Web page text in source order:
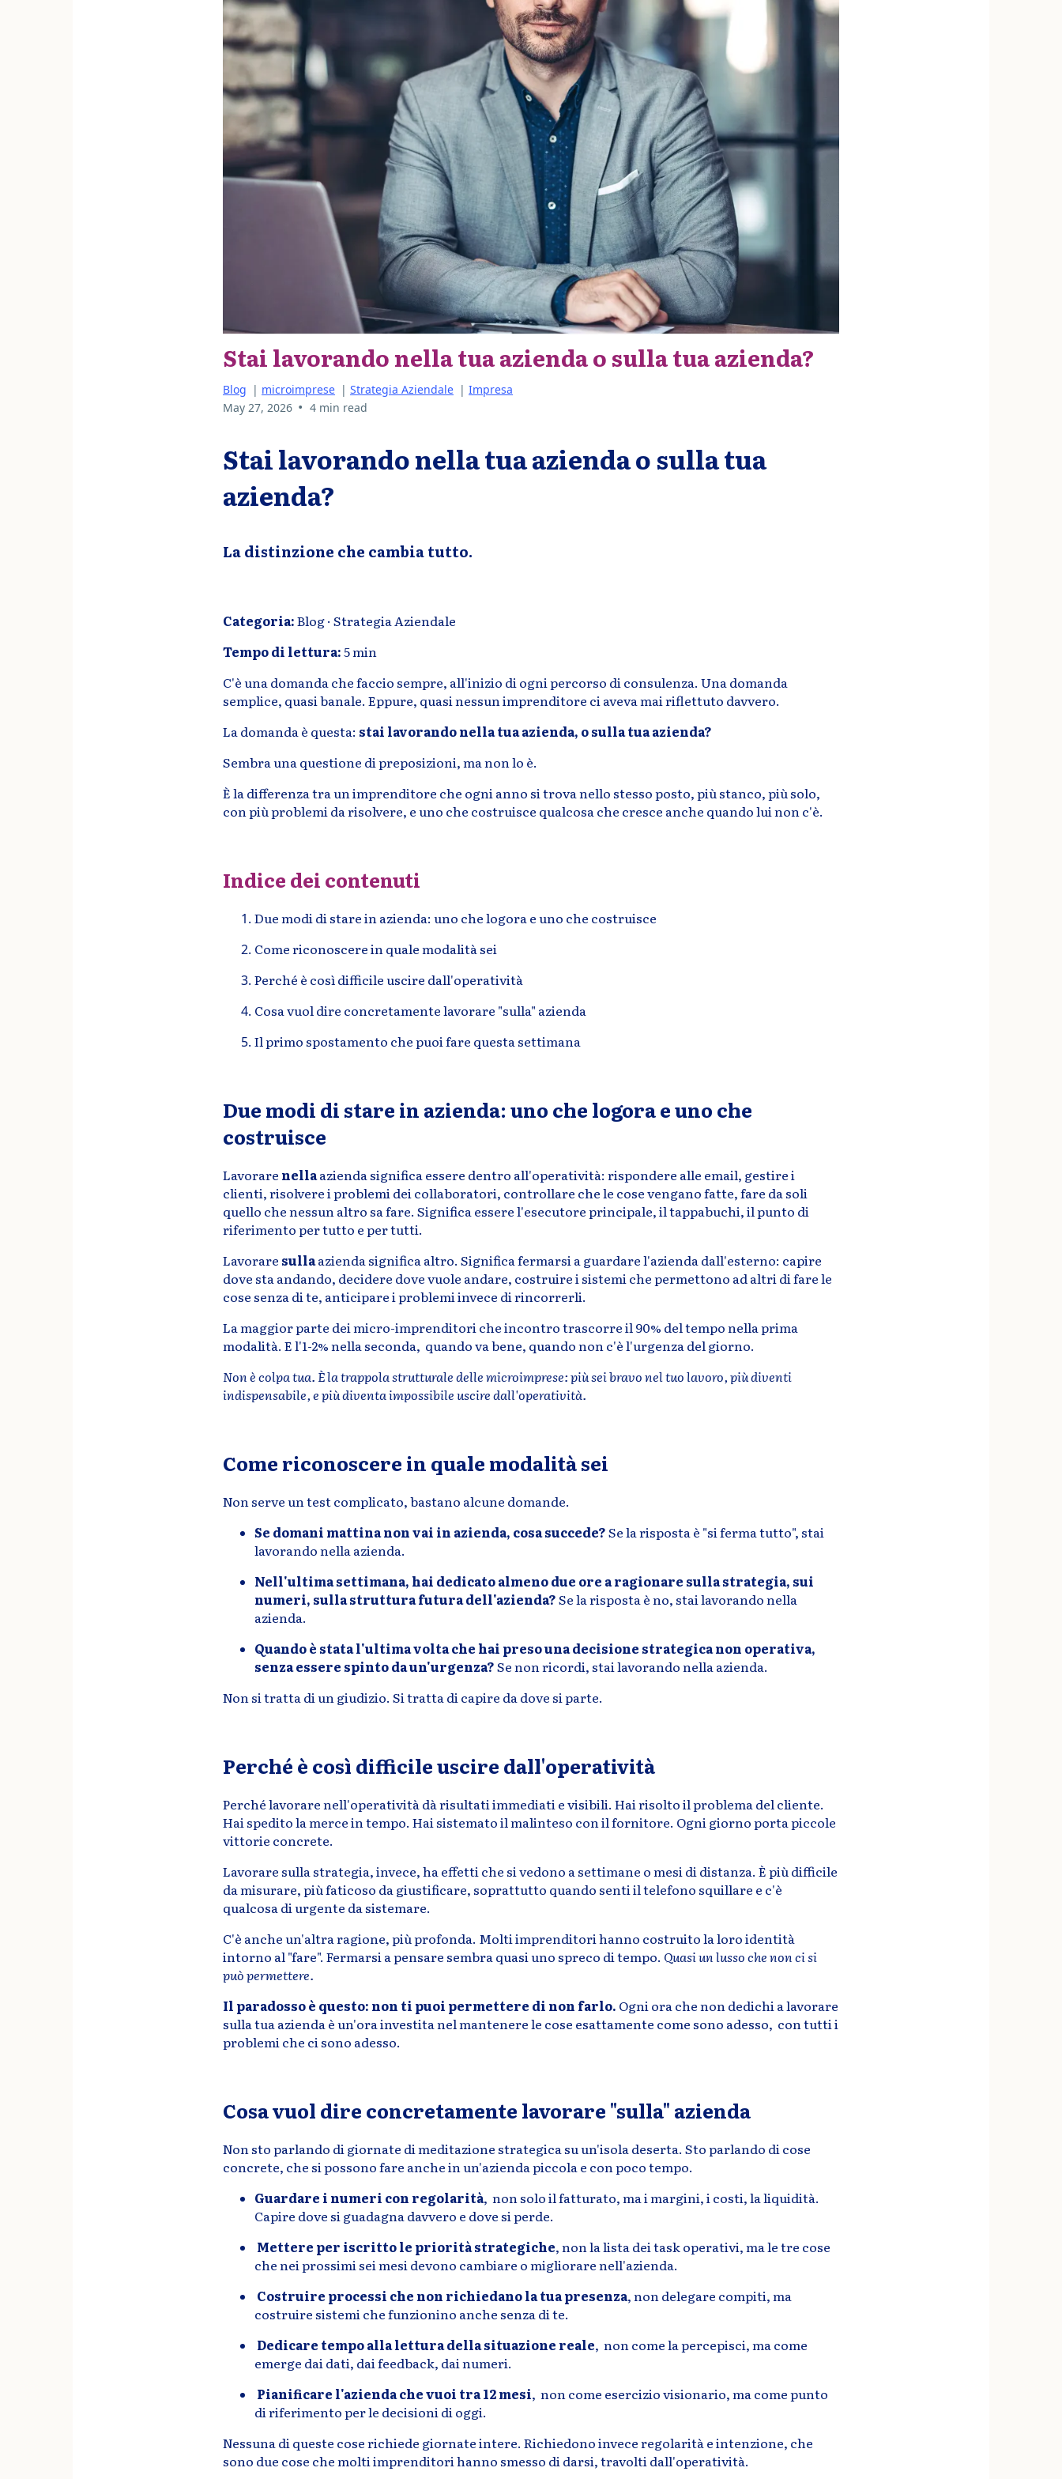
Stai lavorando nella tua azienda o sulla tua azienda?
Blog | microimprese | Strategia Aziendale | Impresa
May 27, 2026 • 4 min read
Stai lavorando nella tua azienda o sulla tua
azienda?
La distinzione che cambia tutto.
Categoria:Blog · Strategia Aziendale
Tempo di lettura:5 min
C'è una domanda che faccio sempre, all'inizio di ogni percorso di consulenza. Una domanda
semplice, quasi banale. Eppure, quasi nessun imprenditore ci aveva mai riflettuto davvero.
La domanda è questa: stai lavorando nella tua azienda, o sulla tua azienda?
Sembra una questione di preposizioni, ma non lo è.
È la differenza tra un imprenditore che ogni anno si trova nello stesso posto, più stanco, più solo,
con più problemi da risolvere, e uno che costruisce qualcosa che cresce anche quando lui non c'è.
Indice dei contenuti
Due modi di stare in azienda: uno che logora e uno che costruisce
Come riconoscere in quale modalità sei
Perché è così difficile uscire dall'operatività
Cosa vuol dire concretamente lavorare "sulla" azienda
Il primo spostamento che puoi fare questa settimana
Due modi di stare in azienda: uno che logora e uno che
costruisce
Lavorare nellaazienda significa essere dentro all'operatività: rispondere alle email, gestire i
clienti, risolvere i problemi dei collaboratori, controllare che le cose vengano fatte, fare da soli
quello che nessun altro sa fare. Significa essere l'esecutore principale, il tappabuchi, il punto di
riferimento per tutto e per tutti.
Lavorare sullaazienda significa altro. Significa fermarsi a guardare l'azienda dall'esterno: capire
dove sta andando, decidere dove vuole andare, costruire i sistemi che permettono ad altri di fare le
cose senza di te, anticipare i problemi invece di rincorrerli.
La maggior parte dei micro-imprenditori che incontro trascorre il 90% del tempo nella prima
modalità. E l'1-2% nella seconda, quando va bene, quando non c'è l'urgenza del giorno.
Non è colpa tua. È la trappola strutturale delle microimprese: più sei bravo nel tuo lavoro, più diventi
indispensabile, e più diventa impossibile uscire dall'operatività.
Come riconoscere in quale modalità sei
Non serve un test complicato, bastano alcune domande.
Se domani mattina non vai in azienda, cosa succede?Se la risposta è "si ferma tutto", stai
lavorando nella azienda.
Nell'ultima settimana, hai dedicato almeno due ore a ragionare sulla strategia, sui
numeri, sulla struttura futura dell'azienda?Se la risposta è no, stai lavorando nella
azienda.
Quando è stata l'ultima volta che hai preso una decisione strategica non operativa,
senza essere spinto da un'urgenza?Se non ricordi, stai lavorando nella azienda.
Non si tratta di un giudizio. Si tratta di capire da dove si parte.
Perché è così difficile uscire dall'operatività
Perché lavorare nell'operatività dà risultati immediati e visibili. Hai risolto il problema del cliente.
Hai spedito la merce in tempo. Hai sistemato il malinteso con il fornitore. Ogni giorno porta piccole
vittorie concrete.
Lavorare sulla strategia, invece, ha effetti che si vedono a settimane o mesi di distanza. È più difficile
da misurare, più faticoso da giustificare, soprattutto quando senti il telefono squillare e c'è
qualcosa di urgente da sistemare.
C'è anche un'altra ragione, più profonda. Molti imprenditori hanno costruito la loro identità
intorno al "fare". Fermarsi a pensare sembra quasi uno spreco di tempo. Quasi un lusso che non ci si
può permettere.
Il paradosso è questo: non ti puoi permettere di non farlo. Ogni ora che non dedichi a lavorare
sulla tua azienda è un'ora investita nel mantenere le cose esattamente come sono adesso, con tutti i
problemi che ci sono adesso.
Cosa vuol dire concretamente lavorare "sulla" azienda
Non sto parlando di giornate di meditazione strategica su un'isola deserta. Sto parlando di cose
concrete, che si possono fare anche in un'azienda piccola e con poco tempo.
Guardare i numeri con regolarità, non solo il fatturato, ma i margini, i costi, la liquidità.
Capire dove si guadagna davvero e dove si perde.
Mettere per iscritto le priorità strategiche, non la lista dei task operativi, ma le tre cose
che nei prossimi sei mesi devono cambiare o migliorare nell'azienda.
Costruire processi che non richiedano la tua presenza, non delegare compiti, ma
costruire sistemi che funzionino anche senza di te.
Dedicare tempo alla lettura della situazione reale, non come la percepisci, ma come
emerge dai dati, dai feedback, dai numeri.
Pianificare l'azienda che vuoi tra 12 mesi, non come esercizio visionario, ma come punto
di riferimento per le decisioni di oggi.
Nessuna di queste cose richiede giornate intere. Richiedono invece regolarità e intenzione, che
sono due cose che molti imprenditori hanno smesso di darsi, travolti dall'operatività.